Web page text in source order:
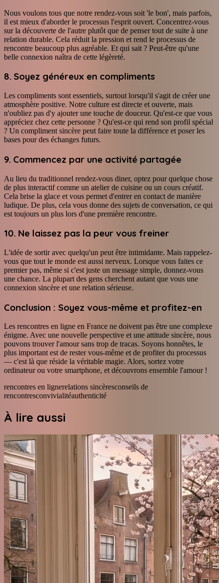
Nous voulons tous que notre rendez-vous soit 'le bon', mais parfois,
il est mieux d'aborder le processus l'esprit ouvert. Concentrez-vous
sur la découverte de l'autre plutôt que de penser tout de suite à une
relation durable. Cela réduit la pression et rend le processus de
rencontre beaucoup plus agréable. Et qui sait ? Peut-être qu'une
belle connexion naîtra de cette légèreté.
8. Soyez généreux en compliments
Les compliments sont essentiels, surtout lorsqu'il s'agit de créer une
atmosphère positive. Notre culture est directe et ouverte, mais
n'oubliez pas d'y ajouter une touche de douceur. Qu'est-ce que vous
appréciez chez cette personne ? Qu'est-ce qui rend son profil spécial
? Un compliment sincère peut faire toute la différence et poser les
bases pour des échanges futurs.
9. Commencez par une activité partagée
Au lieu du traditionnel rendez-vous diner, optez pour quelque chose
de plus interactif comme un atelier de cuisine ou un cours créatif.
Cela brise la glace et vous permet d'entrer en contact de manière
ludique. De plus, cela vous donne des sujets de conversation, ce qui
est toujours un plus lors d'une première rencontre.
10. Ne laissez pas la peur vous freiner
L'idée de sortir avec quelqu'un peut être intimidante. Mais rappelez-
vous que tout le monde est aussi nerveux. Lorsque vous faites ce
premier pas, même si c'est juste un message simple, donnez-vous
une chance. La plupart des gens cherchent autant que vous une
connexion sincère et une relation sérieuse.
Conclusion : Soyez vous-même et profitez-en
Les rencontres en ligne en France ne doivent pas être une complexe
énigme. Avec une nouvelle perspective et une attitude sincère, nous
pouvons trouver l'amour sans trop de tracas. Soyons honnêtes, le
plus important est de rester vous-même et de profiter du processus
— c'est là que réside la véritable magie. Alors, sortez votre
ordinateur ou votre smartphone, et découvrons ensemble l'amour !
rencontres en lignerelations sincèresconseils de
rencontresconvivialitéauthenticité
À lire aussi